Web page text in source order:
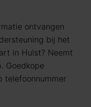
ontvangen
bij het
in Hulst? Neemt
Goedkope
telefoonnummer